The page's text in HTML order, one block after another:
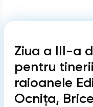
Ziua a III-a
pentru
raioanele
Ocnița,